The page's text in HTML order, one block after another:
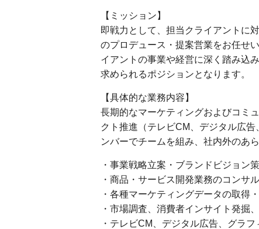
【ミッション】
即戦力として、担当クライアントに
のプロデュース・提案営業をお任せ
イアントの事業や経営に深く踏み込
求められるポジションとなります。
【具体的な業務内容】
長期的なマーケティングおよびコミ
クト推進（テレビCM、デジタル広
ンバーでチームを組み、社内外のあ
・事業戦略立案・ブランドビジョン
・商品・サービス開発業務のコンサ
・各種マーケティングデータの取得
・市場調査、消費者インサイト発掘
・テレビCM、デジタル広告、グラ